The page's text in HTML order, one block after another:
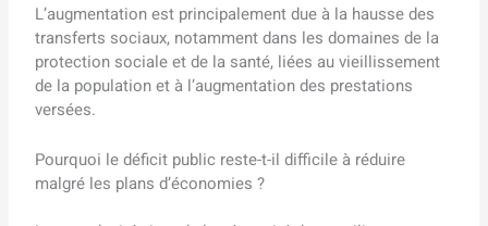
L’augmentation est principalement due à la hausse des
transferts sociaux, notamment dans les domaines de la
protection sociale et de la santé, liées au vieillissement
de la population et à l’augmentation des prestations
versées.
Pourquoi le déficit public reste-t-il difficile à réduire
malgré les plans d’économies ?